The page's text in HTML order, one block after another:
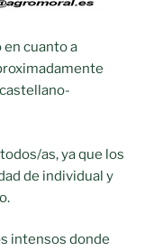
cuanto a
as, ya que los
de individual y
intensos donde